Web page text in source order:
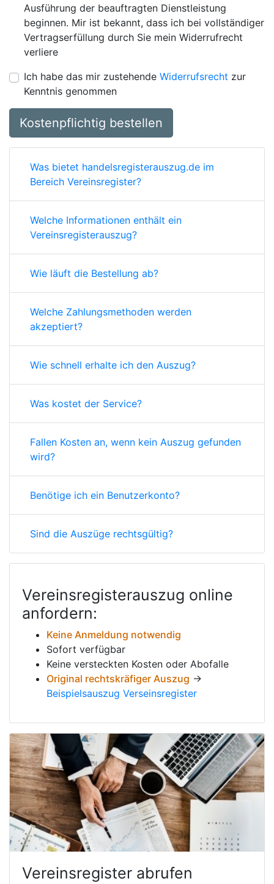
Ausführung der beauftragten Dienstleistung
beginnen. Mir ist bekannt, dass ich bei vollständiger
Vertragserfüllung durch Sie mein Widerrufrecht
verliere
Ich habe das mir zustehende Widerrufsrecht zur
Kenntnis genommen
Kostenpflichtig bestellen
Was bietet handelsregisterauszug.de im
Bereich Vereinsregister?
Welche Informationen enthält ein
Vereinsregisterauszug?
Wie läuft die Bestellung ab?
Welche Zahlungsmethoden werden
akzeptiert?
Wie schnell erhalte ich den Auszug?
Was kostet der Service?
Fallen Kosten an, wenn kein Auszug gefunden
wird?
Benötige ich ein Benutzerkonto?
Sind die Auszüge rechtsgültig?
Vereinsregisterauszug online
anfordern:
Keine Anmeldung notwendig
Sofort verfügbar
Keine versteckten Kosten oder Abofalle
Original rechtskräfiger Auszug →
Beispielsauszug Verseinsregister
Vereinsregister abrufen